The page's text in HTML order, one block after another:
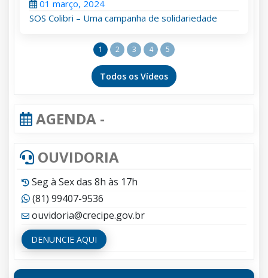
1 2 3 4 5
Todos os Vídeos
AGENDA -
OUVIDORIA
Seg à Sex das 8h às 17h
(81) 99407-9536
ouvidoria@crecipe.gov.br
DENUNCIE AQUI